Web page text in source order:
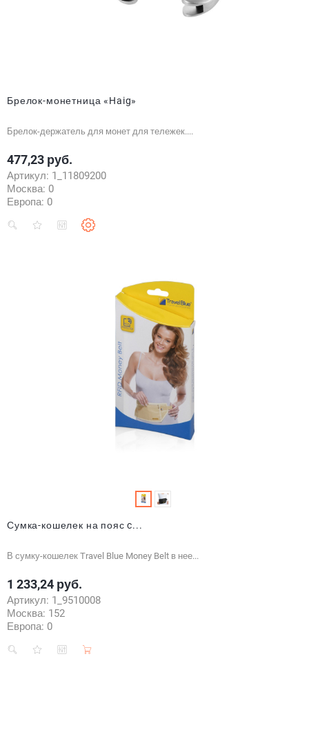
Брелок-монетница «Haig»
Брелок-держатель для монет для тележек....
Цена
477,23 руб.
Артикул: 1_11809200
Москва: 0
Европа: 0
Сумка-кошелек на пояс c...
В сумку-кошелек Travel Blue Money Belt в нее...
Цена
1 233,24 руб.
Артикул: 1_9510008
Москва: 152
Европа: 0